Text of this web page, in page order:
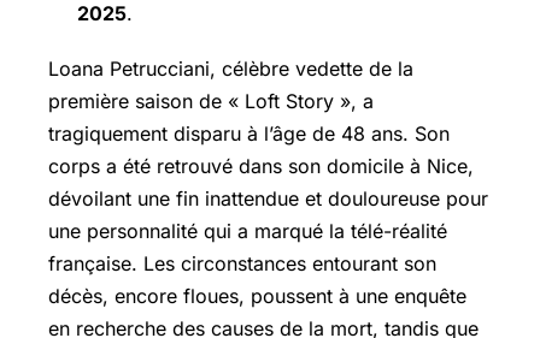
2025.
Loana Petrucciani, célèbre vedette de la
première saison de « Loft Story », a
tragiquement disparu à l’âge de 48 ans. Son
corps a été retrouvé dans son domicile à Nice,
dévoilant une fin inattendue et douloureuse pour
une personnalité qui a marqué la télé-réalité
française. Les circonstances entourant son
décès, encore floues, poussent à une enquête
en recherche des causes de la mort, tandis que